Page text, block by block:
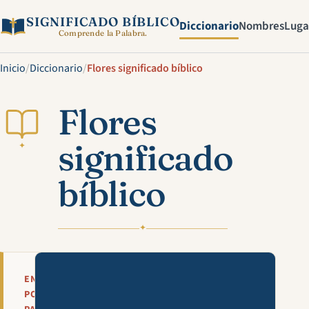
SIGNIFICADO BÍBLICO
Comprende la Palabra. DiccionarioNombres
Inicio/Diccionario/Flores significado bíblico
✦
Flores
significado
bíblico
✦
EN
POCAS
Mira esta explicación en